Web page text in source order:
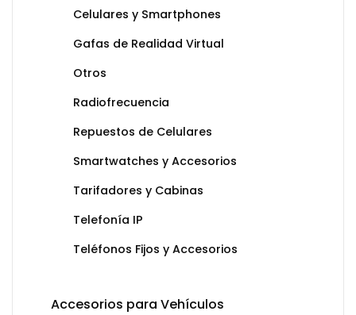
Celulares y Smartphones
Gafas de Realidad Virtual
Otros
Radiofrecuencia
Repuestos de Celulares
Smartwatches y Accesorios
Tarifadores y Cabinas
Telefonía IP
Teléfonos Fijos y Accesorios
Accesorios para Vehículos